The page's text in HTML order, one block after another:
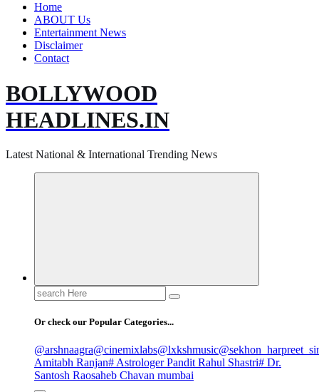
Home
ABOUT Us
Entertainment News
Disclaimer
Contact
BOLLYWOOD
HEADLINES.IN
Latest National & International Trending News
Search
for:
Or check our Popular Categories...
@arshnaagra@cinemixlabs@lxkshmusic
Amitabh Ranjan# Astrologer Pandit Rahul Shastri# Dr.
Santosh Raosaheb Chavan mumbai